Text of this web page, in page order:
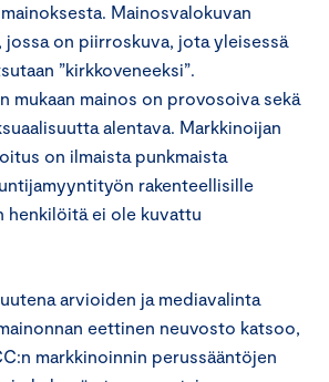
Mainosvalokuvan
jossa on piirroskuva, jota yleisessä
”kirkkoveneeksi”.
mukaan mainos on provosoiva sekä
alentava. Markkinoijan
on ilmaista punkmaista
rakenteellisille
henkilöitä ei ole kuvattu
arvioiden ja mediavalinta
eettinen neuvosto katsoo,
markkinoinnin perussääntöjen